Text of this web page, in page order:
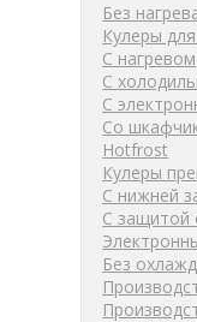
Без
Кулеры
С нагревом
С
С
Со
Hotfrost
Кулеры
С нижней
С защитой
Без